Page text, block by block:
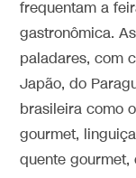
frequentam a
gastronômica.
paladares, com
Japão, do
brasileira como
gourmet,
quente gourmet,